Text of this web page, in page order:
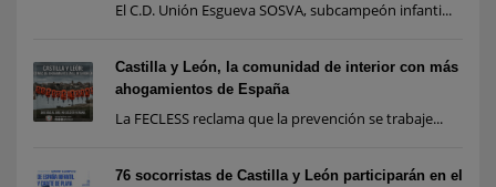
El C.D. Unión Esgueva SOSVA, subcampeón infanti...
Castilla y León, la comunidad de interior con más
ahogamientos de España
La FECLESS reclama que la prevención se trabaje...
76 socorristas de Castilla y León participarán en el